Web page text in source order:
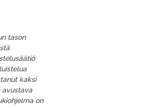
tason
kaksi
avustava
on